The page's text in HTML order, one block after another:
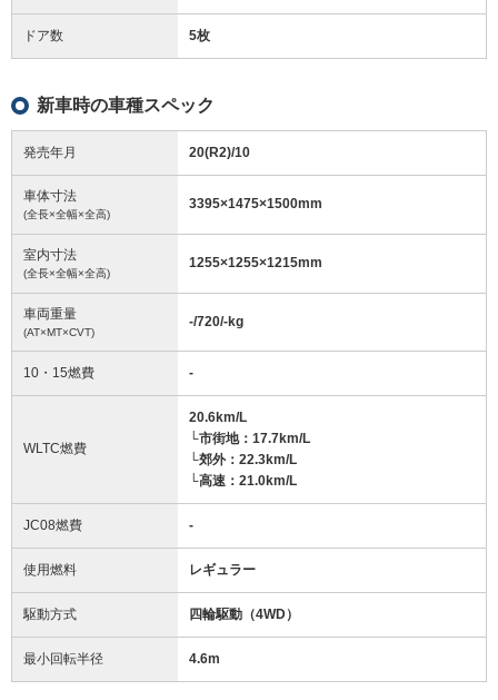
ドア数 5枚
新車時の車種スペック
発売年月 20(R2)/10
車体寸法
(全長×全幅×全高)
3395×1475×1500mm
室内寸法
(全長×全幅×全高)
1255×1255×1215mm
車両重量
(AT×MT×CVT)
-/720/-kg
10・15燃費 -
WLTC燃費
20.6km/L
└市街地：17.7km/L
└郊外：22.3km/L
└高速：21.0km/L
JC08燃費 -
使用燃料 レギュラー
駆動方式 四輪駆動（4WD）
最小回転半径 4.6m